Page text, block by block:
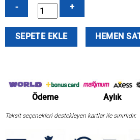
Okuma
Olta
Makinesi
adet
SEPETE EKLE HEMEN
Ödeme Aylık
Taksit seçenekleri destekleyen kartlar ile sınırlıdır.